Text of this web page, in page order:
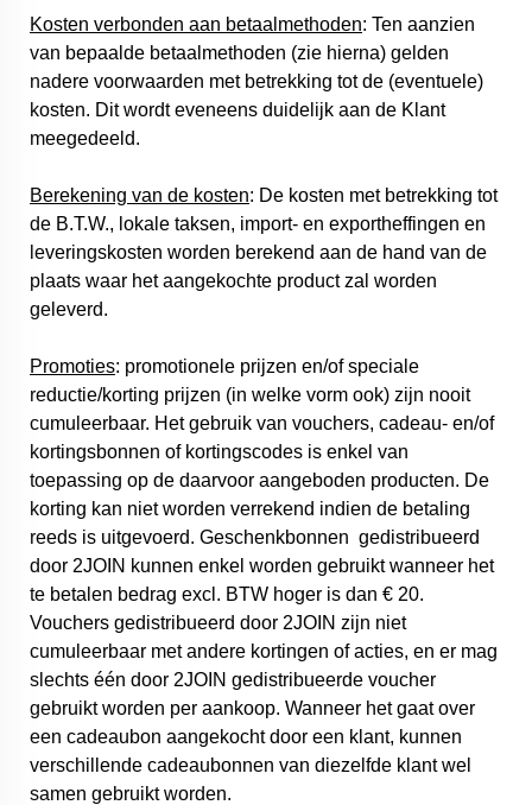
Kosten verbonden aan betaalmethoden: Ten aanzien
van bepaalde betaalmethoden (zie hierna) gelden
nadere voorwaarden met betrekking tot de (eventuele)
kosten. Dit wordt eveneens duidelijk aan de Klant
meegedeeld.
Berekening van de kosten: De kosten met betrekking tot
de B.T.W., lokale taksen, import- en exportheffingen en
leveringskosten worden berekend aan de hand van de
plaats waar het aangekochte product zal worden
geleverd.
Promoties: promotionele prijzen en/of speciale
reductie/korting prijzen (in welke vorm ook) zijn nooit
cumuleerbaar. Het gebruik van vouchers, cadeau- en/of
kortingsbonnen of kortingscodes is enkel van
toepassing op de daarvoor aangeboden producten. De
korting kan niet worden verrekend indien de betaling
reeds is uitgevoerd. Geschenkbonnen gedistribueerd
door 2JOIN kunnen enkel worden gebruikt wanneer het
te betalen bedrag excl. BTW hoger is dan € 20.
Vouchers gedistribueerd door 2JOIN zijn niet
cumuleerbaar met andere kortingen of acties, en er mag
slechts één door 2JOIN gedistribueerde voucher
gebruikt worden per aankoop. Wanneer het gaat over
een cadeaubon aangekocht door een klant, kunnen
verschillende cadeaubonnen van diezelfde klant wel
samen gebruikt worden.